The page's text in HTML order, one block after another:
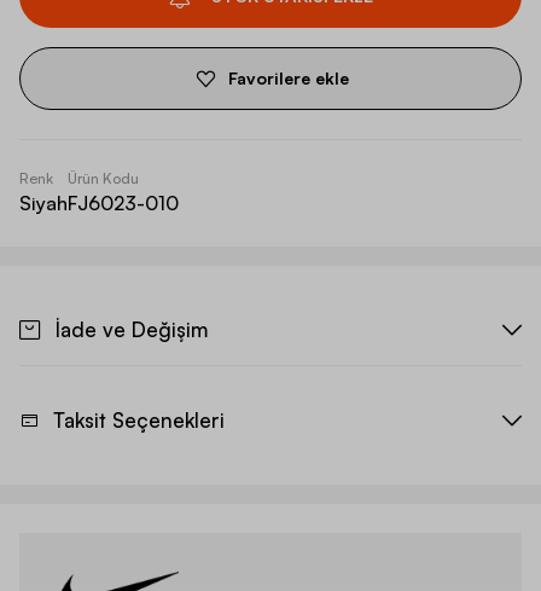
Favorilere ekle
Renk
Siyah
Ürün Kodu
FJ6023-010
İade ve Değişim
Taksit Seçenekleri